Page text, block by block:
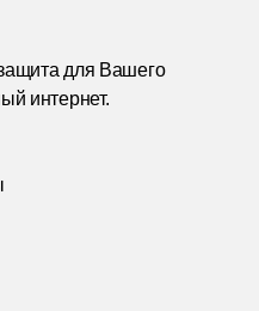
для Вашего
интернет.